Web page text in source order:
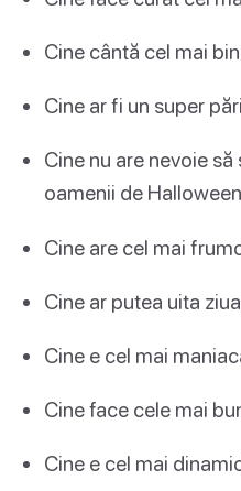
Cine cântă cel mai
Cine ar fi un super
Cine nu are nevoie
oamenii de
Cine are cel mai
Cine ar putea uita
Cine e cel mai
Cine face cele mai
Cine e cel mai